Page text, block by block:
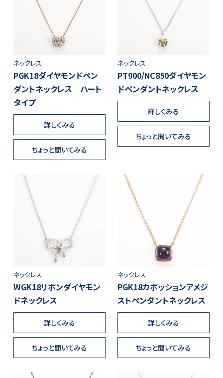
ネックレス
PGK18ダイヤモンドペン
ダントネックレス ハート
タイプ
詳しくみる
ちょっと聞いてみる
ネックレス
PT900/NC850ダイヤモン
ドペンダントネックレス
詳しくみる
ちょっと聞いてみる
ネックレス
WGK18リボンダイヤモン
ドネックレス
詳しくみる
ちょっと聞いてみる
ネックレス
PGK18カボッションアメジ
ストペンダントネックレス
詳しくみる
ちょっと聞いてみる